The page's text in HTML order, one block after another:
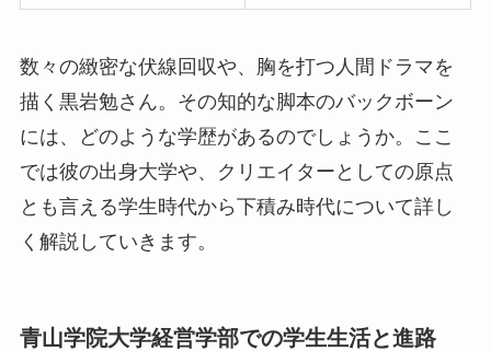
数々の緻密な伏線回収や、胸を打つ人間ドラマを
描く黒岩勉さん。その知的な脚本のバックボーン
には、どのような学歴があるのでしょうか。ここ
では彼の出身大学や、クリエイターとしての原点
とも言える学生時代から下積み時代について詳し
く解説していきます。
青山学院大学経営学部での学生生活と進路